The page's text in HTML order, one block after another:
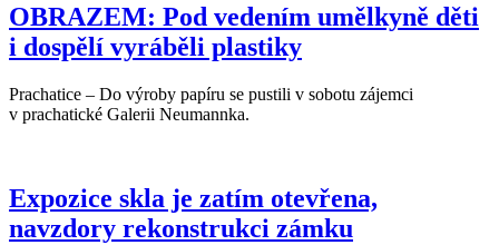
OBRAZEM: Pod vedením umělkyně děti
i dospělí vyráběli plastiky
Prachatice – Do výroby papíru se pustili v sobotu zájemci
v prachatické Galerii Neumannka.
Expozice skla je zatím otevřena,
navzdory rekonstrukci zámku